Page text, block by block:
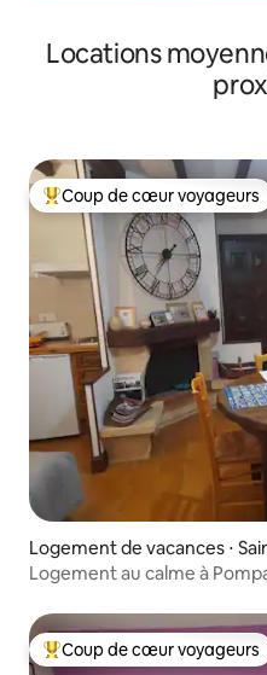
Locations
Coups de cœur voyageurs
Coup de cœur voyageurs
Logement de vacances ⋅
Logement au calme à
Coups de cœur voyageurs
Coup de cœur voyageurs